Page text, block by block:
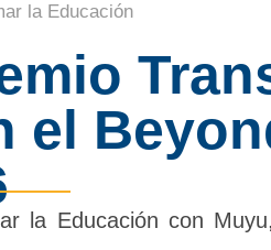
la Educación
el
la Educación con